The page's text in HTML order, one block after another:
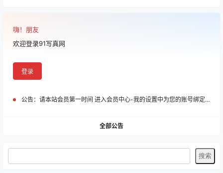
嗨！朋友
欢迎登录91写真网
登录
公告： 请本站会员第一时间 进入会员中心-我的设置中为您的账号绑定邮箱!
全部公告